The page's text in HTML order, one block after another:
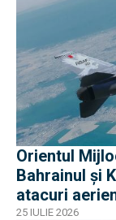
Orientul
Bahrainul și
atacuri
25 IULIE 2026